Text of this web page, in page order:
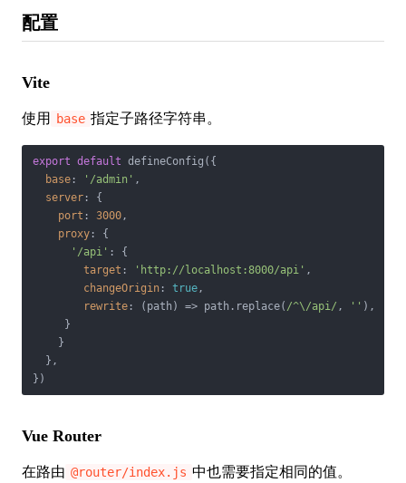
配置
Vite
使用 base 指定子路径字符串。
export default defineConfig({
base : '/admin' ,
server : {
port : 3000,
proxy : {
'/api' : {
target : 'http://localhost:8000/api' ,
changeOrigin : true,
rewrite : ( path ) => path.replace( /^\/api/ , '' ),
     }
    }
  },
})
Vue Router
在路由 @router/index.js 中也需要指定相同的值。